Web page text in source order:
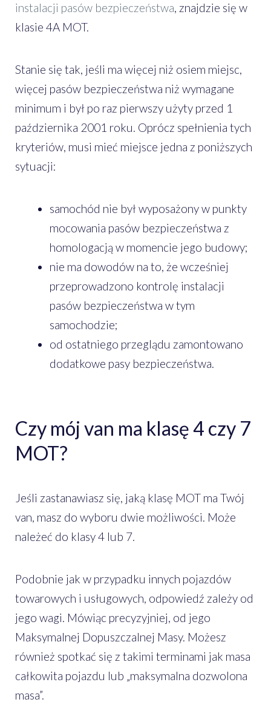
instalacji pasów bezpieczeństwa, znajdzie się w
klasie 4A MOT.
Stanie się tak, jeśli ma więcej niż osiem miejsc,
więcej pasów bezpieczeństwa niż wymagane
minimum i był po raz pierwszy użyty przed 1
października 2001 roku. Oprócz spełnienia tych
kryteriów, musi mieć miejsce jedna z poniższych
sytuacji:
samochód nie był wyposażony w punkty
mocowania pasów bezpieczeństwa z
homologacją w momencie jego budowy;
nie ma dowodów na to, że wcześniej
przeprowadzono kontrolę instalacji
pasów bezpieczeństwa w tym
samochodzie;
od ostatniego przeglądu zamontowano
dodatkowe pasy bezpieczeństwa.
Czy mój van ma klasę 4 czy 7
MOT?
Jeśli zastanawiasz się, jaką klasę MOT ma Twój
van, masz do wyboru dwie możliwości. Może
należeć do klasy 4 lub 7.
Podobnie jak w przypadku innych pojazdów
towarowych i usługowych, odpowiedź zależy od
jego wagi. Mówiąc precyzyjniej, od jego
Maksymalnej Dopuszczalnej Masy. Możesz
również spotkać się z takimi terminami jak masa
całkowita pojazdu lub „maksymalna dozwolona
masa”.